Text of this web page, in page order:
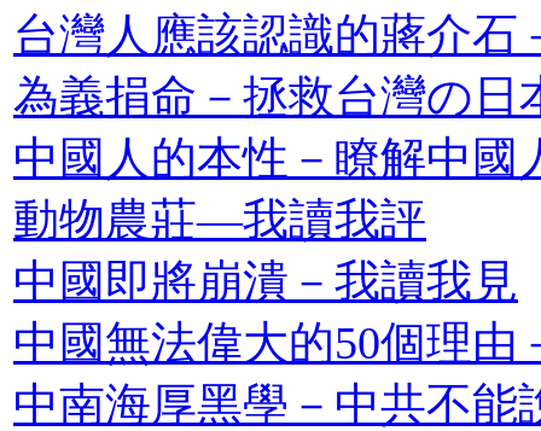
台灣人應該認識的蔣介石
為義捐命－拯救台灣の日
中國人的本性－瞭解中國
動物農莊—我讀我評
中國即將崩潰－我讀我見
中國無法偉大的50個理由
中南海厚黑學－中共不能